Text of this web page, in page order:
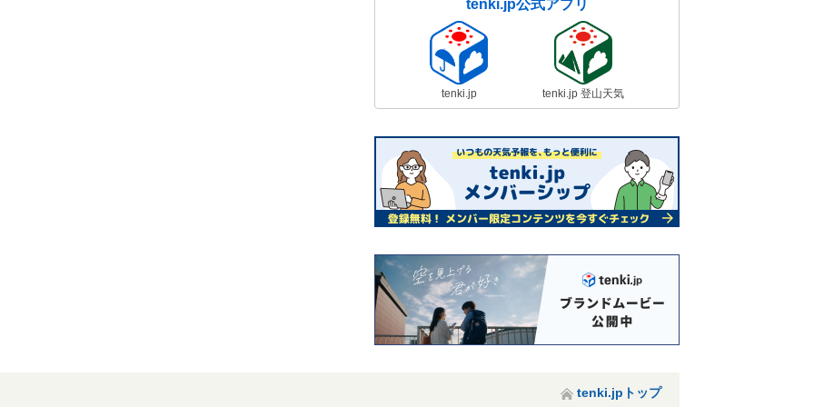
tenki.jp公式アプリ
tenki.jp tenki.jp 登山天気
tenki.jpトップ